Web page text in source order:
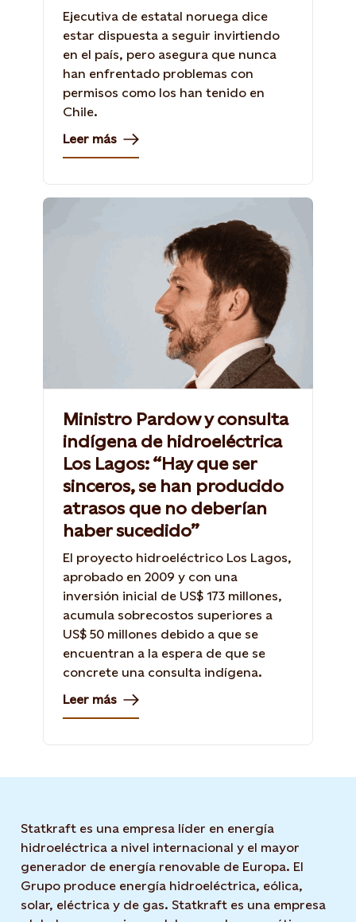
Ejecutiva de estatal noruega dice
estar dispuesta a seguir invirtiendo
en el país, pero asegura que nunca
han enfrentado problemas con
permisos como los han tenido en
Chile.
Leer más
Ministro Pardow y consulta
indígena de hidroeléctrica
Los Lagos: “Hay que ser
sinceros, se han producido
atrasos que no deberían
haber sucedido”
El proyecto hidroeléctrico Los Lagos,
aprobado en 2009 y con una
inversión inicial de US$ 173 millones,
acumula sobrecostos superiores a
US$ 50 millones debido a que se
encuentran a la espera de que se
concrete una consulta indígena.
Leer más
Statkraft es una empresa líder en energía
hidroeléctrica a nivel internacional y el mayor
generador de energía renovable de Europa. El
Grupo produce energía hidroeléctrica, eólica,
solar, eléctrica y de gas. Statkraft es una empresa